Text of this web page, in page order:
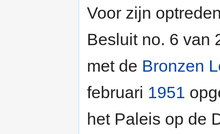
Voor zijn
Besluit no. 6 van
met de Bronzen
februari 1951
het Paleis op de